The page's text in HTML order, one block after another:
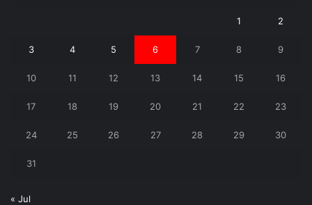
1 2
3 4 5 6 7 8 9
10 11 12 13 14 15 16
17 18 19 20 21 22 23
24 25 26 27 28 29 30
31
« Jul